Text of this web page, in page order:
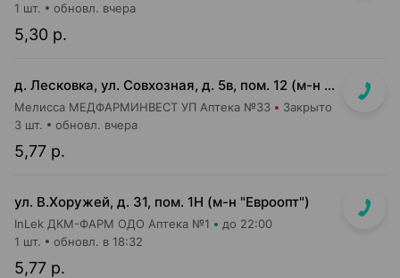
5,30 р.
1 шт. обновл. вчера
д. Лесковка, ул. Совхозная, д. 5в, пом. 12 (м-н Соседи)
Мелисса МЕДФАРМИНВЕСТ УП Аптека №33 Закрыто
5,77 р.
3 шт. обновл. вчера
ул. В.Хоружей, д. 31, пом. 1Н (м-н "Евроопт")
InLek ДКМ-ФАРМ ОДО Аптека №1 до 22:00
5,77 р.
1 шт. обновл. в 18:32